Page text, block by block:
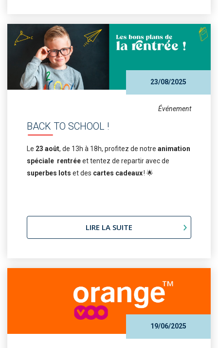
23/08/2025
Événement
BACK TO SCHOOL !
Le 23 août, de 13h à 18h, profitez de notre animation
spéciale rentréeet tentez de repartir avec de
superbes lots et des cartes cadeaux! 🌟
LIRE LA SUITE
19/06/2025